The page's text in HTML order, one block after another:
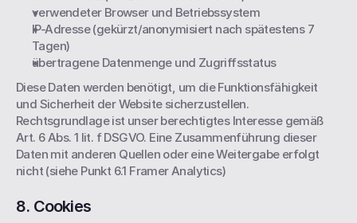
verwendeter Browser und Betriebssystem
IP-Adresse (gekürzt/anonymisiert nach spätestens 7
Tagen)
übertragene Datenmenge und Zugriffsstatus
Diese Daten werden benötigt, um die Funktionsfähigkeit
und Sicherheit der Website sicherzustellen.
Rechtsgrundlage ist unser berechtigtes Interesse gemäß
Art. 6 Abs. 1 lit. f DSGVO. Eine Zusammenführung dieser
Daten mit anderen Quellen oder eine Weitergabe erfolgt
nicht (siehe Punkt 6.1 Framer Analytics)
8. Cookies